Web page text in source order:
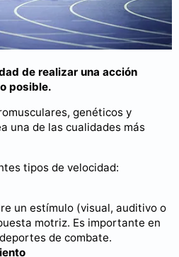
de realizar una acción
posible.
genéticos y
una de las cualidades más
tipos de velocidad:
un estímulo (visual, auditivo o
motriz. Es importante en
de combate.